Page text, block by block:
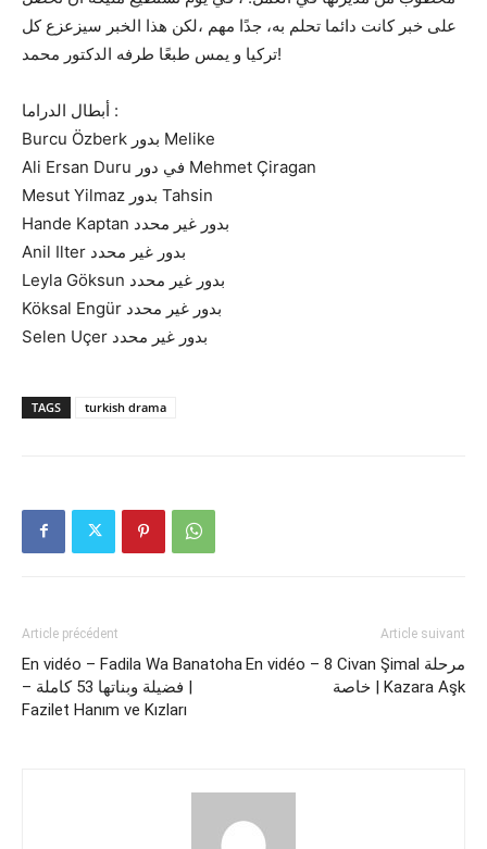
على خبر كانت دائما تحلم به، جدًا مهم ،لكن هذا الخبر سيزعزع كل
تركيا و يمس طبعًا طرفه الدكتور محمد!
أبطال الدراما :
Burcu Özberk بدور Melike
Ali Ersan Duru في دور Mehmet Çiragan
Mesut Yilmaz بدور Tahsin
Hande Kaptan بدور غير محدد
Anil Ilter بدور غير محدد
Leyla Göksun بدور غير محدد
Köksal Engür بدور غير محدد
Selen Uçer بدور غير محدد
TAGS turkish drama
Article précédent
En vidéo – Fadila Wa Banatoha
– فضيلة وبناتها 53 كاملة |
Fazilet Hanım ve Kızları
Article suivant
En vidéo – 8 Civan Şimal مرحلة
خاصة | Kazara Aşk